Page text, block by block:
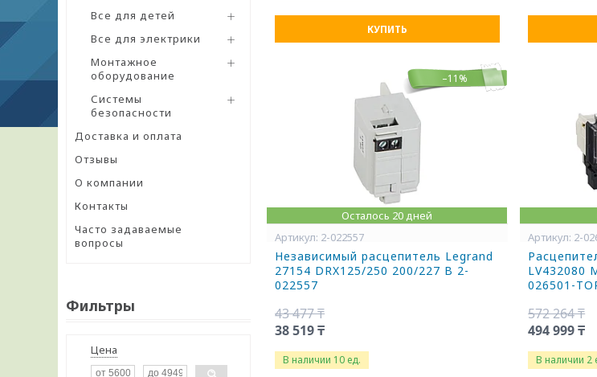
Все для детей
Все для электрики
Монтажное
оборудование
Системы
безопасности
Доставка и оплата
Отзывы
О компании
Контакты
Часто задаваемые
вопросы
Фильтры
Цена
КУПИТЬ
–11%
Осталось 20 дней
2-022557
Независимый расцепитель Legrand
27154 DRX125/250 200/227 В 2-
022557
43 477 ₸
38 519 ₸
В наличии 10 ед.
2-
LV432080
026501-
572 264 ₸
494 999 ₸
В наличии 2